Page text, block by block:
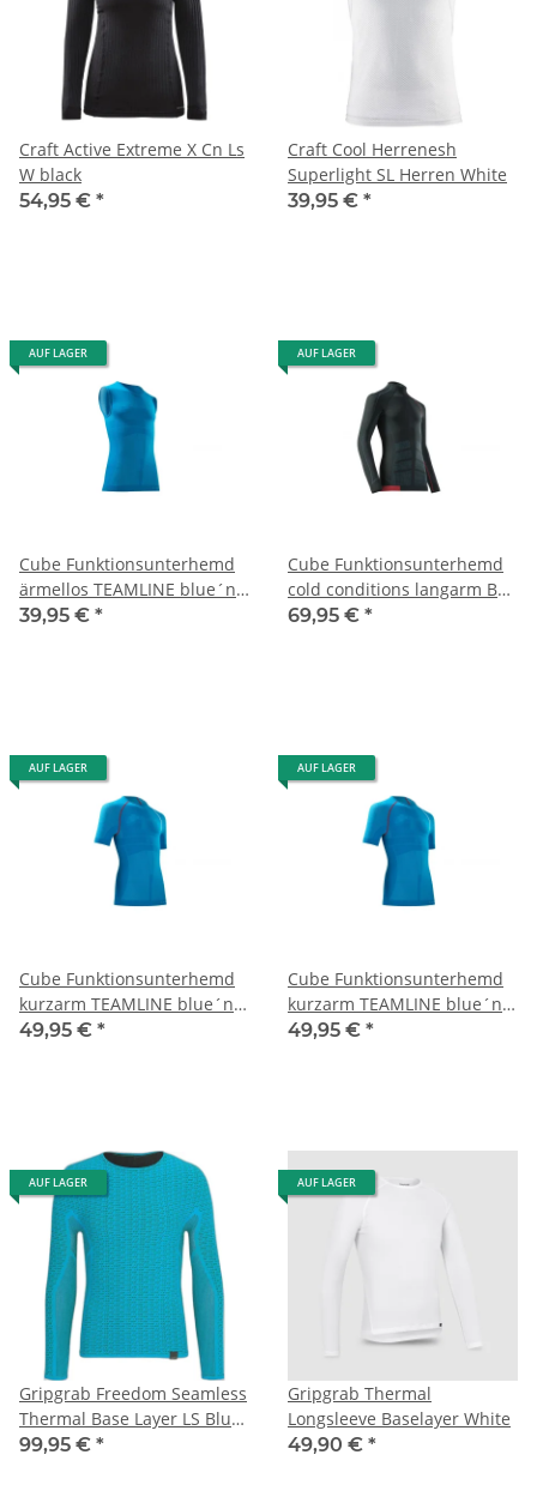
Craft Active Extreme X Cn Ls
W black
54,95 € *
Craft Cool Herrenesh
Superlight SL Herren White
39,95 € *
AUF LAGER
Cube Funktionsunterhemd
ärmellos TEAMLINE blue´n
´white´n´red XL
39,95 € *
AUF LAGER
Cube Funktionsunterhemd
cold conditions langarm BL
black´n´grey´n´red M
69,95 € *
AUF LAGER
Cube Funktionsunterhemd
kurzarm TEAMLINE blue´n
´white´n´red L
49,95 € *
AUF LAGER
Cube Funktionsunterhemd
kurzarm TEAMLINE blue´n
´white´n´red M
49,95 € *
AUF LAGER
Gripgrab Freedom Seamless
Thermal Base Layer LS Blue
S/M
99,95 € *
AUF LAGER
Gripgrab Thermal
Longsleeve Baselayer White
49,90 € *